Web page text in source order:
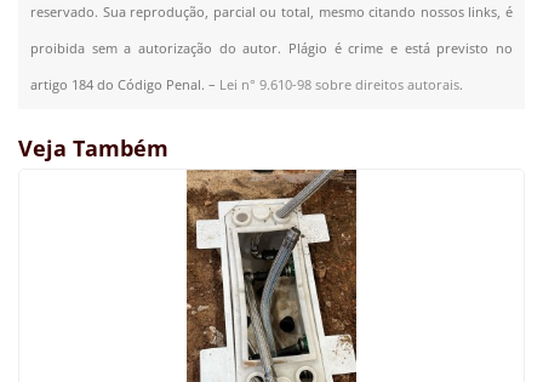
reservado. Sua reprodução, parcial ou total, mesmo citando nossos links, é
proibida sem a autorização do autor. Plágio é crime e está previsto no
artigo 184 do Código Penal. – Lei n° 9.610-98 sobre direitos autorais.
Veja Também